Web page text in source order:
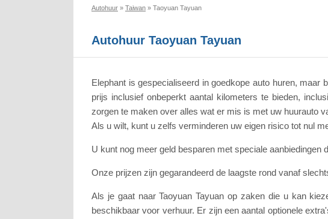
Autohuur » Taiwan » Taoyuan Tayuan
Autohuur Taoyuan Tayuan
Elephant is gespecialiseerd in goedkope auto huren,
prijs inclusief onbeperkt aantal kilometers te bieden,
zorgen te maken over alles wat er mis is met uw huurauto
Als u wilt, kunt u zelfs verminderen uw eigen risico tot nul
U kunt nog meer geld besparen met speciale aanbiedingen
Onze prijzen zijn gegarandeerd de laagste rond vanaf
Als je gaat naar Taoyuan Tayuan op zaken die u kan
beschikbaar voor verhuur. Er zijn een aantal optionele